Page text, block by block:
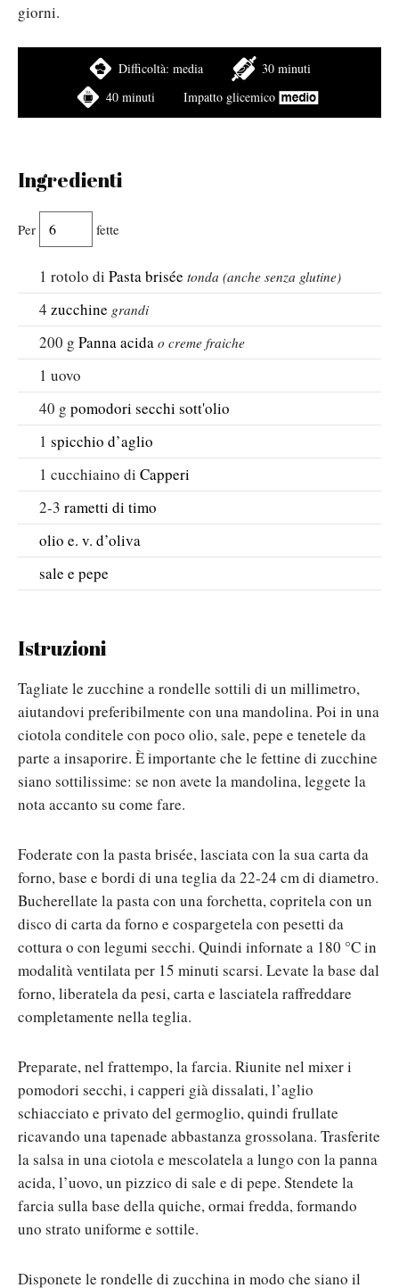
giorni.
Difficoltà: media
30 minuti
40 minuti
Impatto glicemico
Ingredienti
Per fette
1 rotolo di Pasta brisée tonda (anche senza glutine)
4 zucchine grandi
200 g Panna acida o creme fraiche
1 uovo
40 g pomodori secchi sott'olio
1 spicchio d’aglio
1 cucchiaino di Capperi
2-3 rametti di timo
olio e. v. d’oliva
sale e pepe
Istruzioni
Tagliate le zucchine a rondelle sottili di un millimetro,
aiutandovi preferibilmente con una mandolina. Poi in una
ciotola conditele con poco olio, sale, pepe e tenetele da
parte a insaporire. È importante che le fettine di zucchine
siano sottilissime: se non avete la mandolina, leggete la
nota accanto su come fare.
Foderate con la pasta brisée, lasciata con la sua carta da
forno, base e bordi di una teglia da 22-24 cm di diametro.
Bucherellate la pasta con una forchetta, copritela con un
disco di carta da forno e cospargetela con pesetti da
cottura o con legumi secchi. Quindi infornate a 180 °C in
modalità ventilata per 15 minuti scarsi. Levate la base dal
forno, liberatela da pesi, carta e lasciatela raffreddare
completamente nella teglia.
Preparate, nel frattempo, la farcia. Riunite nel mixer i
pomodori secchi, i capperi già dissalati, l’aglio
schiacciato e privato del germoglio, quindi frullate
ricavando una tapenade abbastanza grossolana. Trasferite
la salsa in una ciotola e mescolatela a lungo con la panna
acida, l’uovo, un pizzico di sale e di pepe. Stendete la
farcia sulla base della quiche, ormai fredda, formando
uno strato uniforme e sottile.
Disponete le rondelle di zucchina in modo che siano il